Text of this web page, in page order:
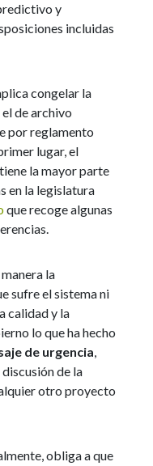
y
incluidas
congelar la
de archivo
por reglamento
lugar, el
la mayor parte
en la legislatura
que recoge algunas
la
sufre el sistema ni
calidad y la
lo que ha hecho
de urgencia,
de la
otro proyecto
obliga a que